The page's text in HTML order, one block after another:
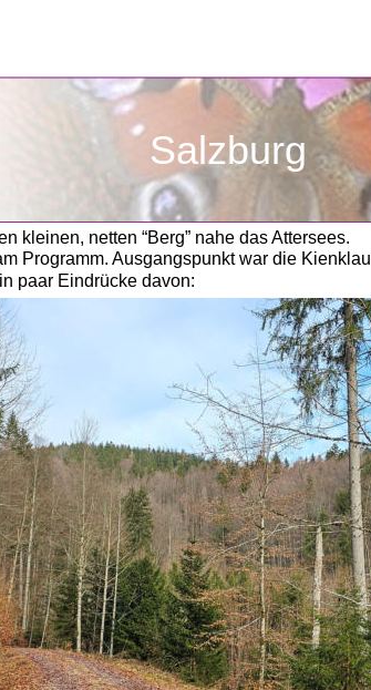
kleinen, netten “Berg” nahe das Attersees.
Programm. Ausgangspunkt war die
paar Eindrücke davon:
Salzburg